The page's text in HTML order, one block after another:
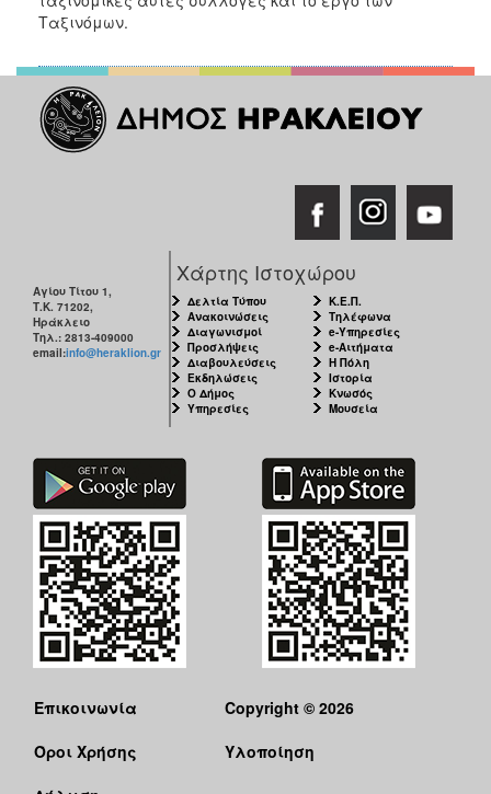
Ταξινόμων.
Αγίου Τίτου 1,
Τ.Κ. 71202,
Ηράκλειο
Τηλ.: 2813-409000
email:info@heraklion.gr
Χάρτης Ιστοχώρου
Δελτία Τύπου
Ανακοινώσεις
Διαγωνισμοί
Προσλήψεις
Διαβουλεύσεις
Εκδηλώσεις
Ο Δήμος
Υπηρεσίες
Κ.Ε.Π.
Τηλέφωνα
e-Υπηρεσίες
e-Αιτήματα
Η Πόλη
Ιστορία
Κνωσός
Μουσεία
Επικοινωνία
Όροι Χρήσης
Copyright © 2026
Υλοποίηση